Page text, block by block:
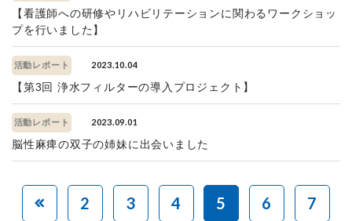
【看護師への研修やリハビリテーションに関わるワークショッ
プを行いました】
活動レポート 2023.10.04
【第3回 浄水フィルターの導入プロジェクト】
活動レポート 2023.09.01
脳性麻痺の双子の姉妹に出会いました
2 3 4 5 6
7